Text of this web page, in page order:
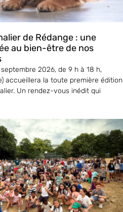
de Rédange : une
au bien-être de nos
2026, de 9 h à 18 h,
accueillera la toute première édition
Un rendez-vous inédit qui